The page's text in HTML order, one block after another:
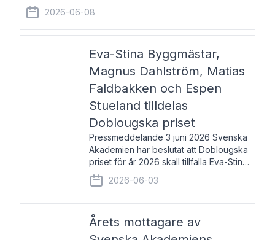
professor i svenska vid Göteborgs universitet. Han
disputerade år 2000 på avhandlingen Författn
2026-06-08
Eva-Stina Byggmästar,
Magnus Dahlström, Matias
Faldbakken och Espen
Stueland tilldelas
Doblougska priset
Pressmeddelande 3 juni 2026 Svenska
Akademien har beslutat att Doblougska
priset för år 2026 skall tillfalla Eva-Stina
Byggmästar, Magnus Dahlström, Matias
Faldbakken samt Espen Stueland.
Prisbeloppet är 200 000 svenska
2026-06-03
Årets mottagare av